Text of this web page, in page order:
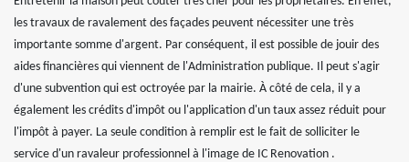
les travaux de ravalement des façades peuvent nécessiter une très
importante somme d'argent. Par conséquent, il est possible de jouir des
aides financières qui viennent de l'Administration publique. Il peut s'agir
d'une subvention qui est octroyée par la mairie. À côté de cela, il y a
également les crédits d'impôt ou l'application d'un taux assez réduit pour
l'impôt à payer. La seule condition à remplir est le fait de solliciter le
service d'un ravaleur professionnel à l'image de IC Renovation .